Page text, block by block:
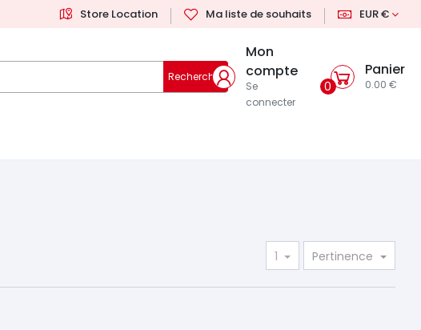
Store Location Ma liste de souhaits EUR €
Rechercher
Mon
compte
Se
connecter
0
Panier
0.00 €
1 Pertinence